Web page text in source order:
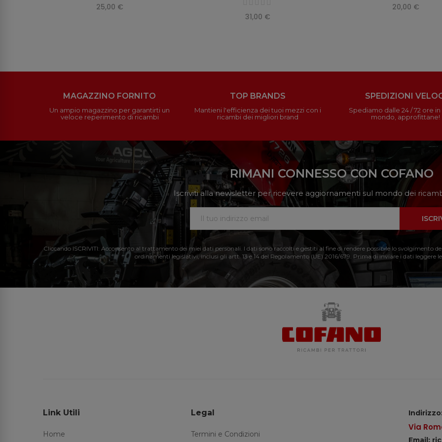
25,00 €
31,00 €
20,00 €
MAGAZZINO FORNITO
Un ampio magazzino per garantirti un
veloce reperimento di ricambi
TOP BRANDS
Mantieni l'efficienza dei tuoi mezzi con i
ricambi dei migliori brand
SPEDIZIONI
Spediamo dalle 24 / 72 ore
mondo, approfittane!
RIMANI CONNESSO CON COFANO
Iscriviti alla newsletter per ricevere aggiornamenti sul mondo dei
Cliccando ISCRIVITI: Acconsento al trattamento dei miei dati personali. I dati sono raccolti e gestiti al fine di rendere possibile lo
ordinamenti legislativi, inclusi gli artt. 13 e 14 del Regolamento (UE) 2016/679. Prima di inviare i dati leggere
Link Utili
Home
Legal
Termini e Condizioni
Via
Email: